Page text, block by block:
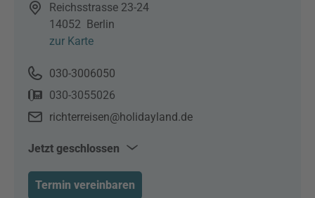
Reichsstrasse 23-24
14052 Berlin
zur Karte
030-3006050
030-3055026
richterreisen@holidayland.de
Jetzt geschlossen
Mo–Fr
10:00–18:00
Sa
10:00–13:00
Termin vereinbaren